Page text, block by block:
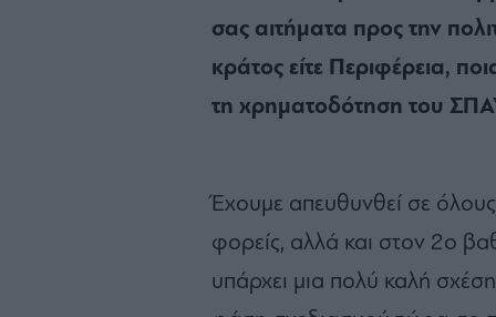
σας αιτήματα προς την
κράτος είτε Περιφέρεια,
τη χρηματοδότηση του
Έχουμε απευθυνθεί σε
φορείς, αλλά και στον 2ο
υπάρχει μια πολύ καλή